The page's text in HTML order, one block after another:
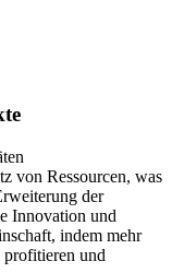
von Ressourcen, was
der
Innovation und
indem mehr
profitieren und